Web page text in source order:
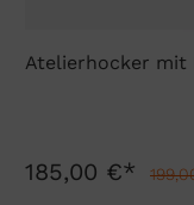
Atelierhocker mit
185,00 €*